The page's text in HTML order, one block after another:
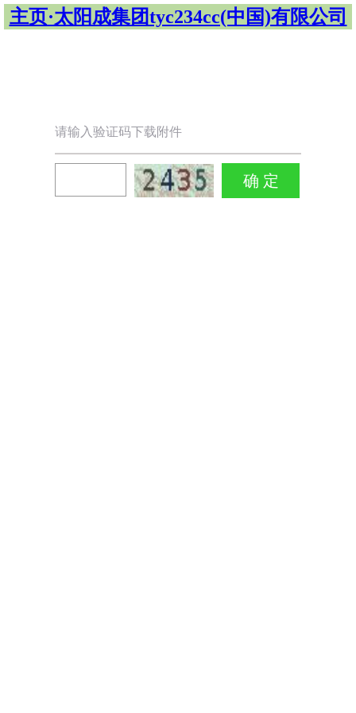
主页·太阳成集团tyc234cc(中国)有限公司
请输入验证码下载附件